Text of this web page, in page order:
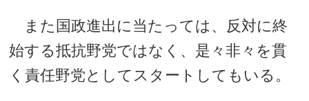
また国政進出に当たっては、反対に終
始する抵抗野党ではなく、是々非々を貫
く責任野党としてスタートしてもいる。